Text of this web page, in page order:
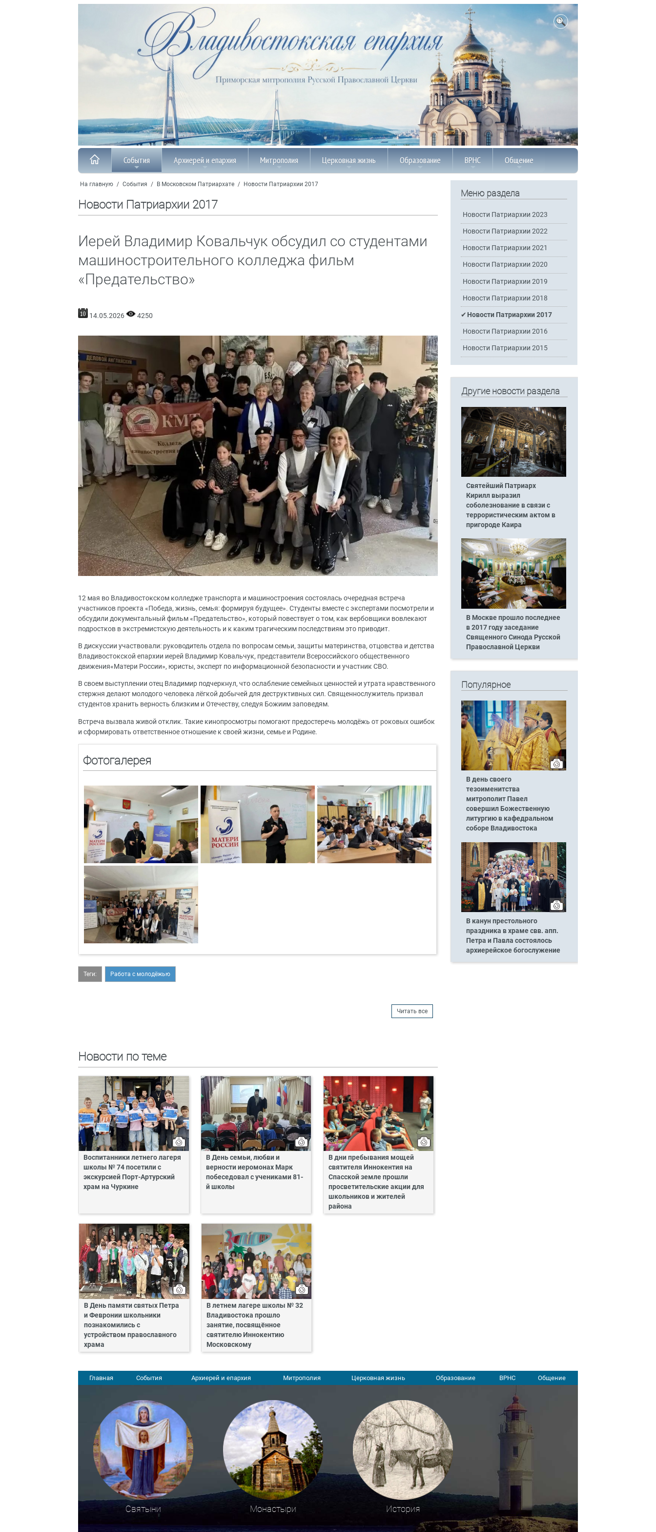
События Архиерей и епархия Митрополия Церковная жизнь Образование ВРНС Общение
На главную / События / В Московском Патриархате / Новости Патриархии 2017
Новости Патриархии 2017
Иерей Владимир Ковальчук обсудил со студентами
машиностроительного колледжа фильм
«Предательство»
14.05.2026 4250
12 мая во Владивостокском колледже транспорта и машиностроения состоялась очередная встреча
участников проекта «Победа, жизнь, семья: формируя будущее». Студенты вместе с экспертами посмотрели и
обсудили документальный фильм «Предательство», который повествует о том, как вербовщики вовлекают
подростков в экстремистскую деятельность и к каким трагическим последствиям это приводит.
В дискуссии участвовали: руководитель отдела по вопросам семьи, защиты материнства, отцовства и детства
Владивостокской епархии иерей Владимир Ковальчук, представители Всероссийского общественного
движения«Матери России», юристы, эксперт по информационной безопасности и участник СВО.
В своем выступлении отец Владимир подчеркнул, что ослабление семейных ценностей и утрата нравственного
стержня делают молодого человека лёгкой добычей для деструктивных сил. Священнослужитель призвал
студентов хранить верность близким и Отечеству, следуя Божиим заповедям.
Встреча вызвала живой отклик. Такие кинопросмотры помогают предостеречь молодёжь от роковых ошибок
и сформировать ответственное отношение к своей жизни, семье и Родине.
Фотогалерея
Теги: Работа с молодёжью
Читать все
Новости по теме
Воспитанники летнего лагеря
школы № 74 посетили с
экскурсией Порт-Артурский
храм на Чуркине
В День семьи, любви и
верности иеромонах Марк
побеседовал с учениками 81-
й школы
В дни пребывания мощей
святителя Иннокентия на
Спасской земле прошли
просветительские акции для
школьников и жителей
района
В День памяти святых Петра
и Февронии школьники
познакомились с
устройством православного
храма
В летнем лагере школы № 32
Владивостока прошло
занятие, посвящённое
святителю Иннокентию
Московскому
Меню раздела
Новости Патриархии 2023
Новости Патриархии 2022
Новости Патриархии 2021
Новости Патриархии 2020
Новости Патриархии 2019
Новости Патриархии 2018
Новости Патриархии 2017
Новости Патриархии 2016
Новости Патриархии 2015
Другие новости раздела
Святейший Патриарх
Кирилл выразил
соболезнование в связи с
террористическим актом в
пригороде Каира
В Москве прошло последнее
в 2017 году заседание
Священного Синода Русской
Православной Церкви
Популярное
В день своего
тезоименитства
митрополит Павел
совершил Божественную
литургию в кафедральном
соборе Владивостока
В канун престольного
праздника в храме свв. апп.
Петра и Павла состоялось
архиерейское богослужение
Главная События Архиерей и епархия Митрополия Церковная жизнь Образование ВРНС Общение
Святыни Монастыри История